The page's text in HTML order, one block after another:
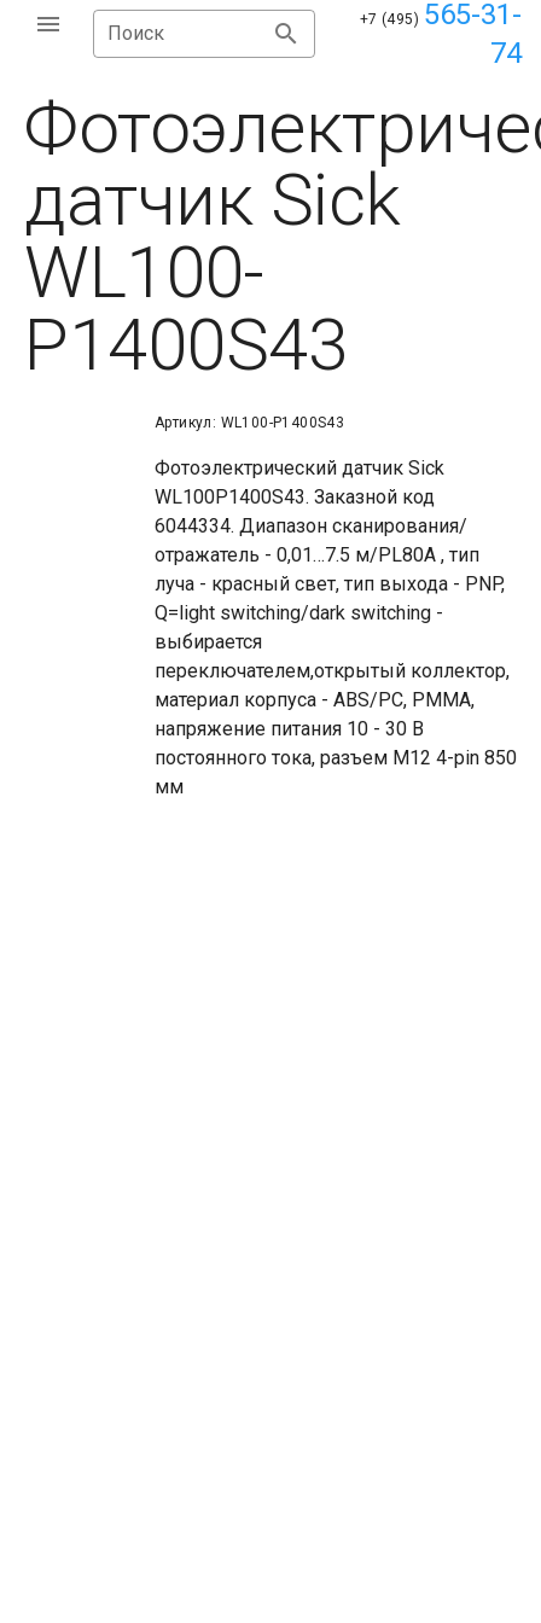
Поиск
+7 (495) 565-31-
74
датчик Sick
WL100-
P1400S43
Артикул: WL100-P1400S43
Фотоэлектрический датчик Sick
WL100P1400S43. Заказной код
6044334. Диапазон сканирования/
отражатель - 0,01…7.5 м/PL80A , тип
луча - красный свет, тип выхода - PNP,
Q=light switching/dark switching -
выбирается
переключателем,открытый коллектор,
материал корпуса - ABS/PC, PMMA,
напряжение питания 10 - 30 В
постоянного тока, разъем М12 4-pin 850
мм